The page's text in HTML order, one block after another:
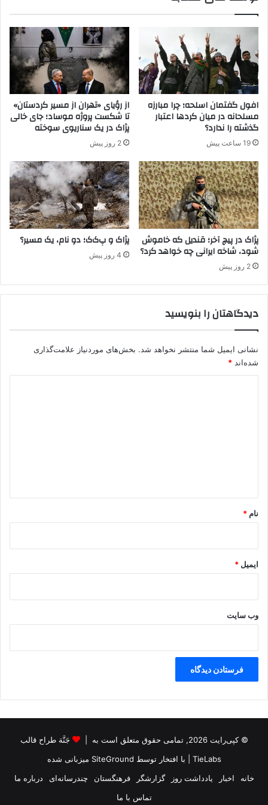
د
ر
پ
.
.
ک
پ
ژ
ا
ک
افول گفتمان اسلحه؛ چرا مبارزه
مسلحانه در میان کردها اعتبار
گذشته را ندارد؟
19 ساعت پیش
از رؤیای «تهران از مسیر کردستان»
تا شکست پروژه موساد؛ جای خالی
پژاک در یک سناریوی سوخته
2 روز پیش
پژاک در پیچ آخر؛ قندیل که خاموش
شود، شاخه ایرانی چه خواهد کرد؟
2 روز پیش
پژاک و پ‌ک‌ک؛ دو نام، یک مسیر؟
4 روز پیش
دیدگاهتان را بنویسید
نشانی ایمیل شما منتشر نخواهد شد. بخش‌های موردنیاز علامت‌گذاری
شده‌اند *
نام *
ایمیل *
وب‌ سایت
© کپی‌رایت 2026, تمامی حقوق متعلق است به |
جَنَّة طراح قالب
TieLabs | با افتخار توسط SiteGround میزبانی شده
خانه
اخبار یادداشت روز گزارشگر فرهنگستان چندرسانه‌ای
درباره ما
تماس با ما